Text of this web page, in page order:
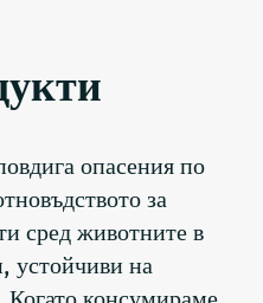
опасения по
за
сред животните в
устойчиви на